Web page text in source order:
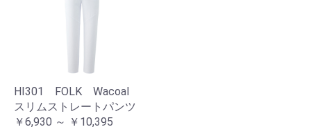
HI301 FOLK Wacoal
スリムストレートパンツ
￥6,930 ～ ￥10,395